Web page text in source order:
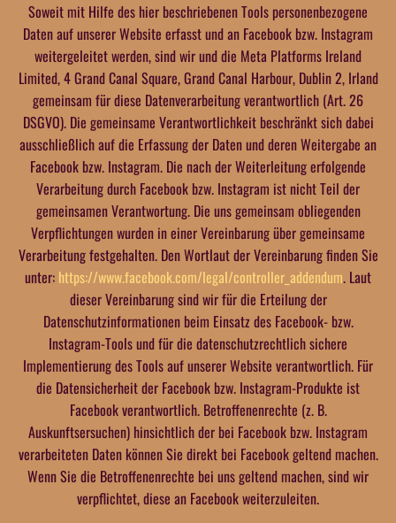
Soweit mit Hilfe des hier beschriebenen Tools personenbezogene
Daten auf unserer Website erfasst und an Facebook bzw. Instagram
weitergeleitet werden, sind wir und die Meta Platforms Ireland
Limited, 4 Grand Canal Square, Grand Canal Harbour, Dublin 2, Irland
gemeinsam für diese Datenverarbeitung verantwortlich (Art. 26
DSGVO). Die gemeinsame Verantwortlichkeit beschränkt sich dabei
ausschließlich auf die Erfassung der Daten und deren Weitergabe an
Facebook bzw. Instagram. Die nach der Weiterleitung erfolgende
Verarbeitung durch Facebook bzw. Instagram ist nicht Teil der
gemeinsamen Verantwortung. Die uns gemeinsam obliegenden
Verpflichtungen wurden in einer Vereinbarung über gemeinsame
Verarbeitung festgehalten. Den Wortlaut der Vereinbarung finden Sie
unter: https://www.facebook.com/legal/controller_addendum. Laut
dieser Vereinbarung sind wir für die Erteilung der
Datenschutzinformationen beim Einsatz des Facebook- bzw.
Instagram-Tools und für die datenschutzrechtlich sichere
Implementierung des Tools auf unserer Website verantwortlich. Für
die Datensicherheit der Facebook bzw. Instagram-Produkte ist
Facebook verantwortlich. Betroffenenrechte (z. B.
Auskunftsersuchen) hinsichtlich der bei Facebook bzw. Instagram
verarbeiteten Daten können Sie direkt bei Facebook geltend machen.
Wenn Sie die Betroffenenrechte bei uns geltend machen, sind wir
verpflichtet, diese an Facebook weiterzuleiten.